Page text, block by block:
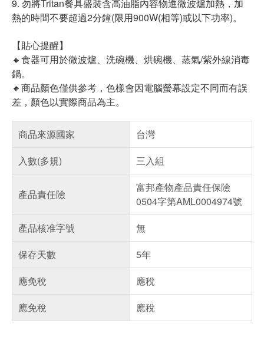
9. 勿將Tritan餐具盛裝含高油脂內容物進微波爐加熱，加
熱的時間不要超過2分鐘(限用900W(相等)或以下功率)。
【貼心提醒】
🔸食器可用於微波爐、洗碗機、烘碗機、蒸氣/紫外線消毒
鍋。
🔸商品顏色僅供參考，色樣會因電腦螢幕設定不同而有誤
差，顏色以實際商品為主。
商品來源國家
台灣
入數(多規)
三入組
產品責任險
富邦產物產品責任保險
0504字第AML0004974號
產品核准字號
無
保存天數
5年
應免稅
應稅
應免稅
應稅